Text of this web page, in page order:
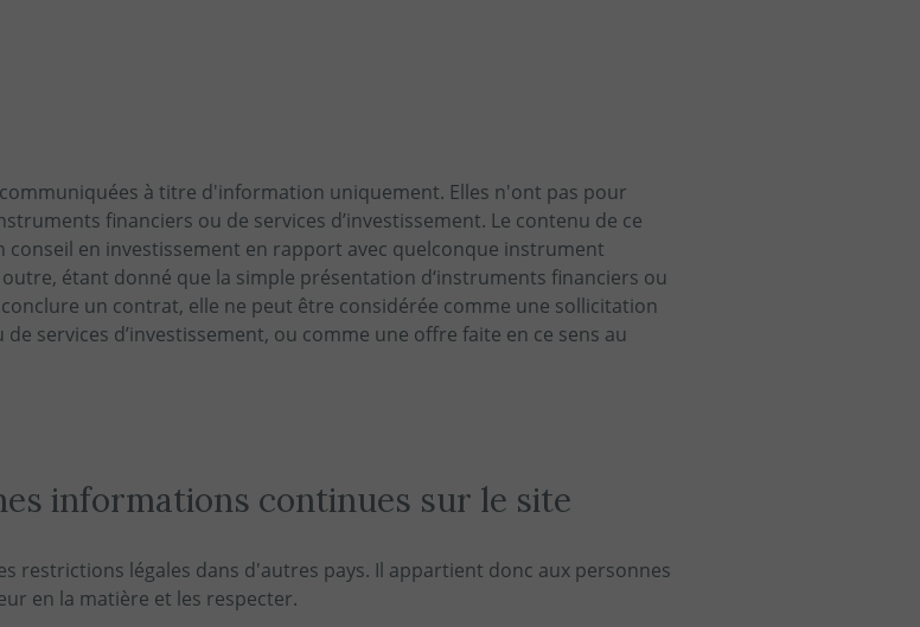
à titre d'information uniquement. Elles n'ont pas pour
financiers ou de services d’investissement. Le contenu de ce
conseil en investissement en rapport avec quelconque instrument
étant donné que la simple présentation d‘instruments financiers ou
un contrat, elle ne peut être considérée comme une sollicitation
services d’investissement, ou comme une offre faite en ce sens au
informations continues sur le site
restrictions légales dans d'autres pays. Il appartient donc aux personnes
en la matière et les respecter.